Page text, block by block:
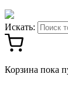
Искать:
Корзина пока